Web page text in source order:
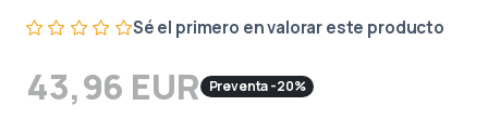
Sé el primero en valorar este producto
43,96 EUR Preventa -20%